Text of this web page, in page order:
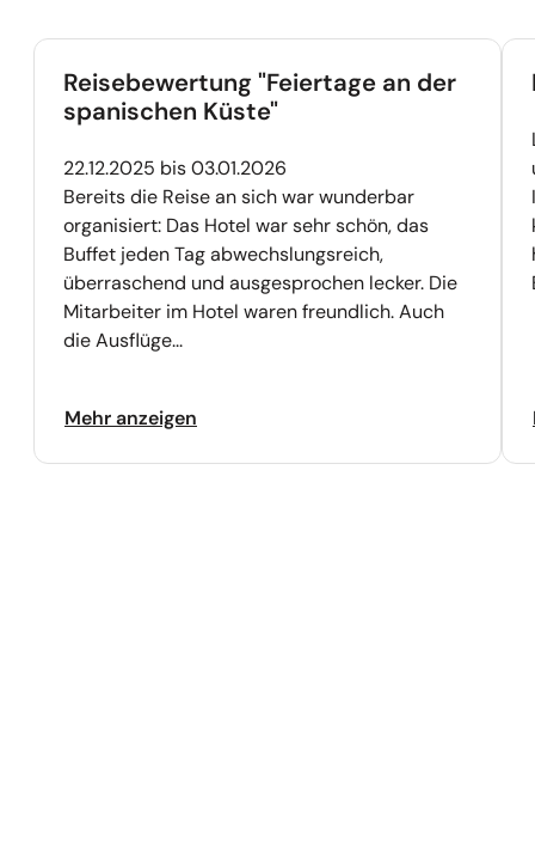
Überspringen von: Das sagen unsere Kunden
Reisebewertung "Feiertage an der
spanischen Küste"
22.12.2025 bis 03.01.2026
Bereits die Reise an sich war wunderbar
organisiert: Das Hotel war sehr schön, das
Buffet jeden Tag abwechslungsreich,
überraschend und ausgesprochen lecker. Die
Mitarbeiter im Hotel waren freundlich. Auch
die Ausflüge...
Mehr anzeigen